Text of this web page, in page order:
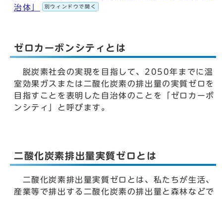
治体」
別ウィンドウで開く
ゼロカーボンシティとは
脱炭素社会の実現を目指して、2050年までに温
室効果ガスまたは二酸化炭素の排出量の実質ゼロを
目指すことを表明した自治体のことを「ゼロカーボ
ンシティ」と呼びます。
二酸化炭素排出量実質ゼロとは
二酸化炭素排出量実質ゼロとは、私たちが生活、
産業等で排出する二酸化炭素の排出量と森林などで